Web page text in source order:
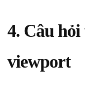
4. Câu
viewport